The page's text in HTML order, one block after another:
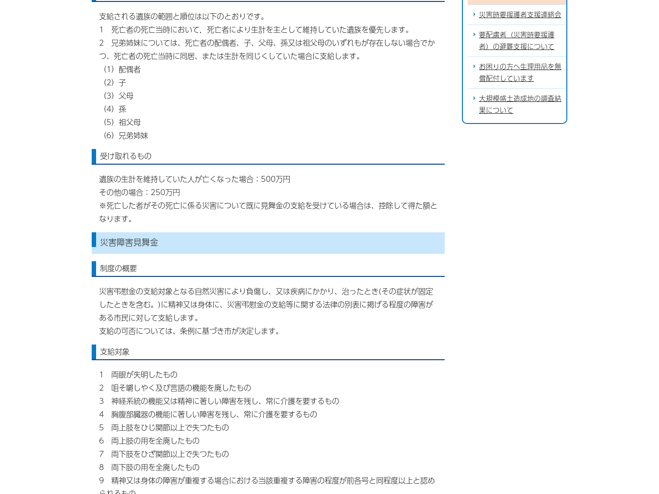
支給される遺族の範囲と順位は以下のとおりです。
1 死亡者の死亡当時において，死亡者により生計を主として維持していた遺族を優先します。
2 兄弟姉妹については、死亡者の配偶者、子、父母、孫又は祖父母のいずれもが存在しない場合でか
つ、死亡者の死亡当時に同居、または生計を同じくしていた場合に支給します。
（1）配偶者
（2）子
（3）父母
（4）孫
（5）祖父母
（6）兄弟姉妹
受け取れるもの
遺族の生計を維持していた人が亡くなった場合：500万円
その他の場合：250万円
※死亡した者がその死亡に係る災害について既に見舞金の支給を受けている場合は、控除して得た額と
なります。
災害障害見舞金
制度の概要
災害弔慰金の支給対象となる自然災害により負傷し、又は疾病にかかり、治ったとき(その症状が固定
したときを含む。)に精神又は身体に、災害弔慰金の支給等に関する法律の別表に掲げる程度の障害が
ある市民に対して支給します。
支給の可否については、条例に基づき市が決定します。
支給対象
1 両眼が失明したもの
2 咀そ嚼しやく及び言語の機能を廃したもの
3 神経系統の機能又は精神に著しい障害を残し、常に介護を要するもの
4 胸腹部臓器の機能に著しい障害を残し、常に介護を要するもの
5 両上肢をひじ関節以上で失つたもの
6 両上肢の用を全廃したもの
7 両下肢をひざ関節以上で失つたもの
8 両下肢の用を全廃したもの
9 精神又は身体の障害が重複する場合における当該重複する障害の程度が前各号と同程度以上と認め
災害時要援護者支援連絡会
要配慮者（災害時要援護
者）の避難支援について
お困りの方へ生理用品を無
償配付しています
大規模盛土造成地の調査結
果について